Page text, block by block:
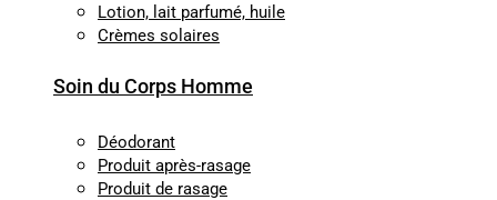
Lotion, lait parfumé, huile
Crèmes solaires
Soin du Corps Homme
Déodorant
Produit après-rasage
Produit de rasage